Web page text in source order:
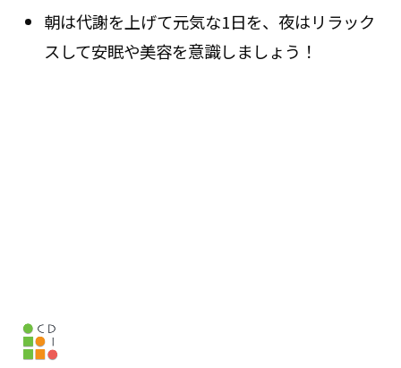
朝は代謝を上げて元気な1日を、夜はリラック
スして安眠や美容を意識しましょう！